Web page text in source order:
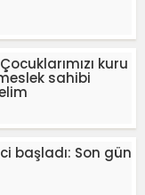
kuru
sahibi
başladı: Son gün